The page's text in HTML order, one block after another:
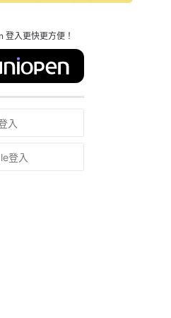
登入更快更方便！
入
登入